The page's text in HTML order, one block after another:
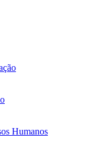
Humanos